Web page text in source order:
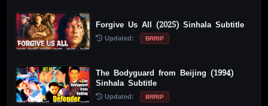
Forgive Us All (2025) Sinhala Subtitle
Updated: BRRIP
The Bodyguard from Beijing (1994)
Sinhala Subtitle
Updated: BRRIP